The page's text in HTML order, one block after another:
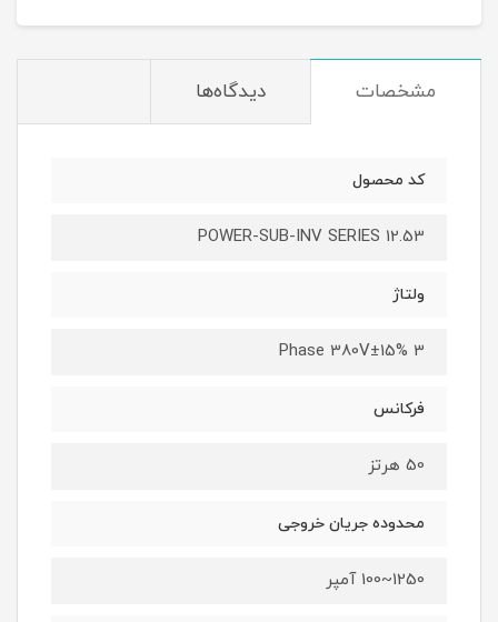
مشخصات دیدگاه‌ها
کد محصول
POWER-SUB-INV SERIES 12.53
ولتاژ
3 Phase 380V±15%
فرکانس
50 هرتز
محدوده جریان خروجی
1250~100 آمپر